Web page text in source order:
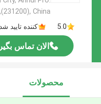
(231200), China,چین
5.0
کننده تایید
الان تماس بگیر
محصولات